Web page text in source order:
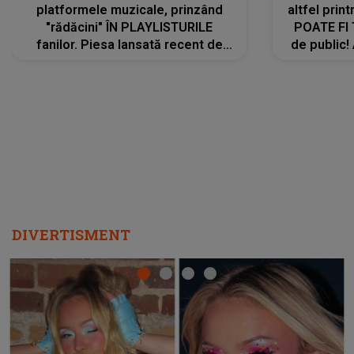
platformele muzicale, prinzând
"rădăcini" ÎN PLAYLISTURILE
fanilor. Piesa lansată recent de
altfel
POATE FI
de public!
DIVERTISMENT